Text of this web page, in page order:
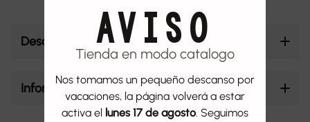
Descripción
Información adicional
AVISO
Tienda en modo catalogo
Nos tomamos un pequeño descanso por
vacaciones, la página volverá a estar
activa el lunes 17 de agosto. Seguimos